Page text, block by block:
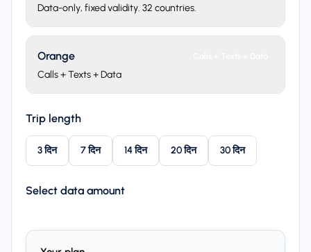
Data-only, fixed validity. 32 countries.
Orange
Calls + Texts + Data
Trip length
3 दिन 7 दिन 14 दिन 20 दिन 30 दिन
Select data amount